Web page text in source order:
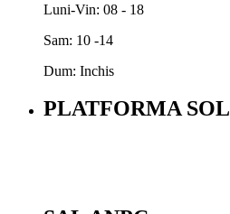
Luni-Vin: 08 - 18
Sam: 10 -14
Dum: Inchis
PLATFORMA SOL